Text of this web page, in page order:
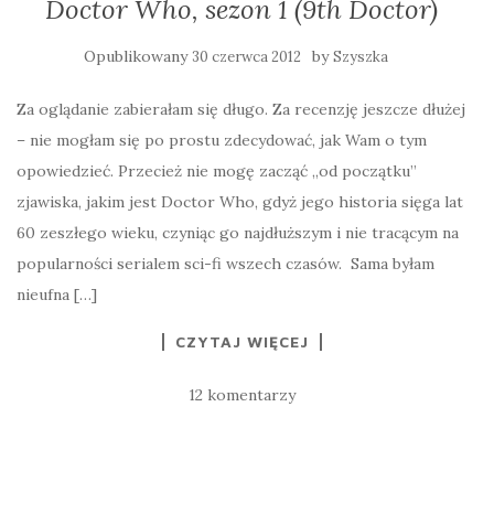
Doctor Who, sezon 1 (9th Doctor)
Opublikowany 30 czerwca 2012 bySzyszka
Za oglądanie zabierałam się długo. Za recenzję jeszcze dłużej
– nie mogłam się po prostu zdecydować, jak Wam o tym
opowiedzieć. Przecież nie mogę zacząć „od początku”
zjawiska, jakim jest Doctor Who, gdyż jego historia sięga lat
60 zeszłego wieku, czyniąc go najdłuższym i nie tracącym na
popularności serialem sci-fi wszech czasów. Sama byłam
nieufna […]
CZYTAJ WIĘCEJ
12 komentarzy